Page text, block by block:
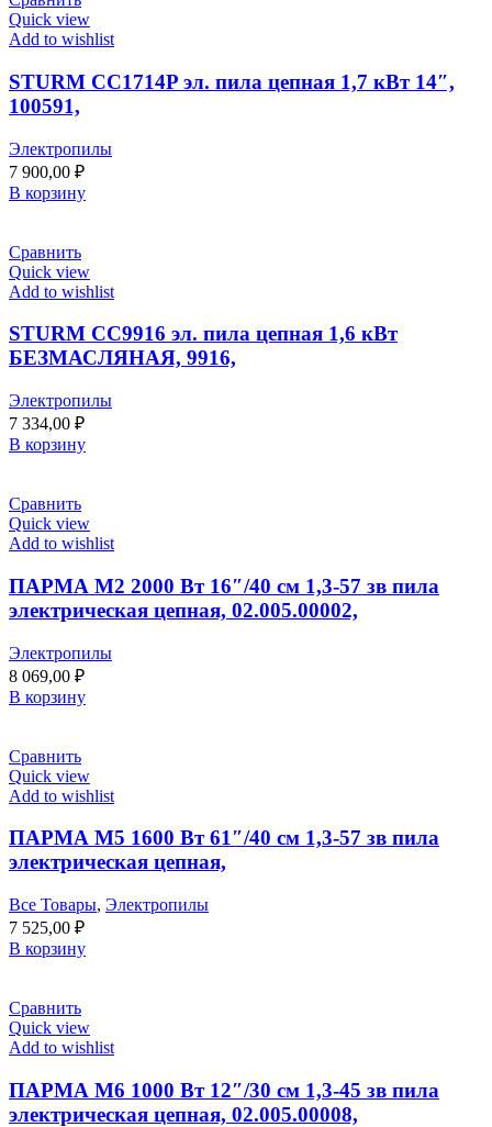
Quick view
Add to wishlist
STURM CC1714P эл. пила цепная 1,7 кВт 14″,
100591,
Электропилы
7 900,00 ₽
В корзину
Сравнить
Quick view
Add to wishlist
STURM CC9916 эл. пила цепная 1,6 кВт
БЕЗМАСЛЯНАЯ, 9916,
Электропилы
7 334,00 ₽
В корзину
Сравнить
Quick view
Add to wishlist
ПАРМА М2 2000 Вт 16″/40 см 1,3-57 зв пила
электрическая цепная, 02.005.00002,
Электропилы
8 069,00 ₽
В корзину
Сравнить
Quick view
Add to wishlist
ПАРМА М5 1600 Вт 61″/40 см 1,3-57 зв пила
электрическая цепная,
Все Товары, Электропилы
7 525,00 ₽
В корзину
Сравнить
Quick view
Add to wishlist
ПАРМА М6 1000 Вт 12″/30 см 1,3-45 зв пила
электрическая цепная, 02.005.00008,